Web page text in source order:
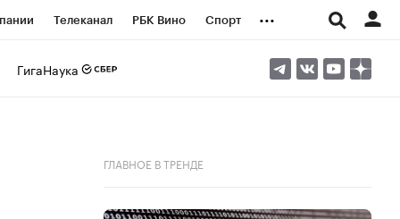
Телеканал РБК Вино Спорт ...
ГигаНаука
ГЛАВНОЕ В ТРЕНДЕ